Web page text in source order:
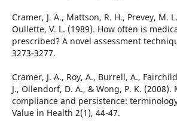
Cramer, J. A., Mattson, R. H., Prevey, M.
Oullette, V. L. (1989). How often is
prescribed? A novel assessment
3273-3277.
Cramer, J. A., Roy, A., Burrell, A.,
J., Ollendorf, D. A., & Wong, P. K. (2008).
compliance and persistence:
Value in Health 2(1), 44-47.